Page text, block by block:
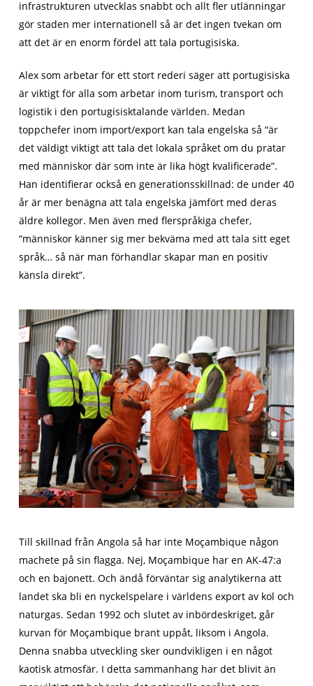
infrastrukturen utvecklas snabbt och allt fler utlänningar
gör staden mer internationell så är det ingen tvekan om
att det är en enorm fördel att tala portugisiska.
Alex som arbetar för ett stort rederi säger att portugisiska
är viktigt för alla som arbetar inom turism, transport och
logistik i den portugisisktalande världen. Medan
toppchefer inom import/export kan tala engelska så “är
det väldigt viktigt att tala det lokala språket om du pratar
med människor där som inte är lika högt kvalificerade”.
Han identifierar också en generationsskillnad: de under 40
år är mer benägna att tala engelska jämfört med deras
äldre kollegor. Men även med flerspråkiga chefer,
“människor känner sig mer bekväma med att tala sitt eget
språk… så när man förhandlar skapar man en positiv
känsla direkt”.
Till skillnad från Angola så har inte Moçambique någon
machete på sin flagga. Nej, Moçambique har en AK-47:a
och en bajonett. Och ändå förväntar sig analytikerna att
landet ska bli en nyckelspelare i världens export av kol och
naturgas. Sedan 1992 och slutet av inbördeskriget, går
kurvan för Moçambique brant uppåt, liksom i Angola.
Denna snabba utveckling sker oundvikligen i en något
kaotisk atmosfär. I detta sammanhang har det blivit än